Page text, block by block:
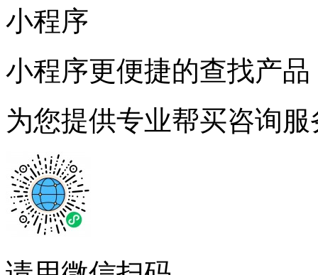
小程序
小程序更便捷的查找产品
为您提供专业帮买咨询服